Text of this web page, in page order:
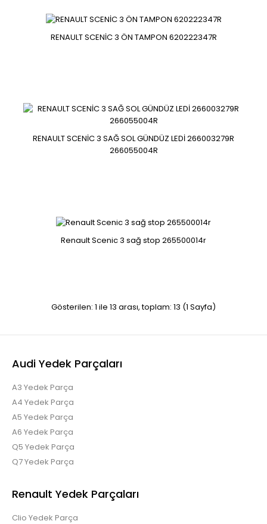
MEGANE 3 SCENİC 3 CLİO 4 FLUENCEKALORİFER FAN
REZİSTANSI T1017845R..
MEGANE 3 SCENİC 3 JANT 403006786R-403003986R
Megane 4 Talisman Kadjar Scenic Direksiyon Simidi
Megane4 Kadjar Scenic DW5 1.2 otomatik şanzıman
Megane4 Kadjar Scenic DW5 1.2 otomatik şanzıman
RENAULT SCENİC 3 ÖN TAMPON 620222347R
RENAULT SCENİC 3 SAĞ SOL GÜNDÜZ LEDİ 266003279R
266055004R
Renault Scenic 3 sağ stop 265500014r
Gösterilen: 1 ile 13 arası, toplam: 13 (1 Sayfa)
Audi Yedek Parçaları
A3 Yedek Parça
A4 Yedek Parça
A5 Yedek Parça
A6 Yedek Parça
Q5 Yedek Parça
Q7 Yedek Parça
Renault Yedek Parçaları
Clio Yedek Parça